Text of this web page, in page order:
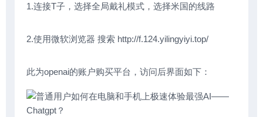
1.连接T子，选择全局戴礼模式，选择米国的线路
2.使用微软浏览器 搜索 http://f.124.yilingyiyi.top/
此为openai的账户购买平台，访问后界面如下：